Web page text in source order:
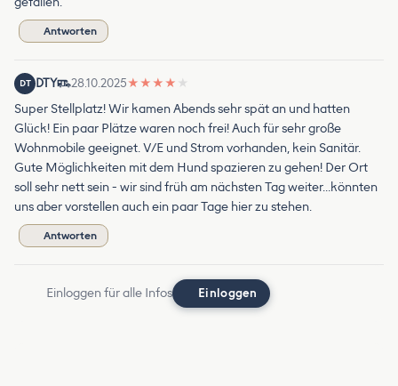
Antworten
DT DTY 28.10.2025★ ★ ★ ★ ★
Super Stellplatz! Wir kamen Abends sehr spät an und hatten
Glück! Ein paar Plätze waren noch frei! Auch für sehr große
Wohnmobile geeignet. V/E und Strom vorhanden, kein Sanitär.
Gute Möglichkeiten mit dem Hund spazieren zu gehen! Der Ort
soll sehr nett sein - wir sind früh am nächsten Tag weiter…könnten
uns aber vorstellen auch ein paar Tage hier zu stehen.
Antworten
Einloggen für alle Infos Einloggen